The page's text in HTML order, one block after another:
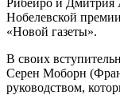
Нобелевской
«Новой газеты».
В своих
Серен Моборн
руководством,